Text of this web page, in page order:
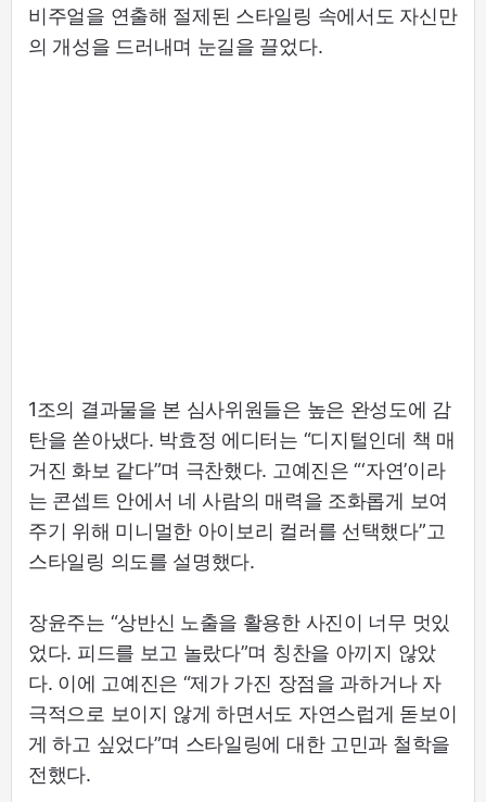
비주얼을 연출해 절제된 스타일링 속에서도 자신만
의 개성을 드러내며 눈길을 끌었다.
1조의 결과물을 본 심사위원들은 높은 완성도에 감
탄을 쏟아냈다. 박효정 에디터는 “디지털인데 책 매
거진 화보 같다”며 극찬했다. 고예진은 “‘자연’이라
는 콘셉트 안에서 네 사람의 매력을 조화롭게 보여
주기 위해 미니멀한 아이보리 컬러를 선택했다”고
스타일링 의도를 설명했다.
장윤주는 “상반신 노출을 활용한 사진이 너무 멋있
었다. 피드를 보고 놀랐다”며 칭찬을 아끼지 않았
다. 이에 고예진은 “제가 가진 장점을 과하거나 자
극적으로 보이지 않게 하면서도 자연스럽게 돋보이
게 하고 싶었다”며 스타일링에 대한 고민과 철학을
전했다.